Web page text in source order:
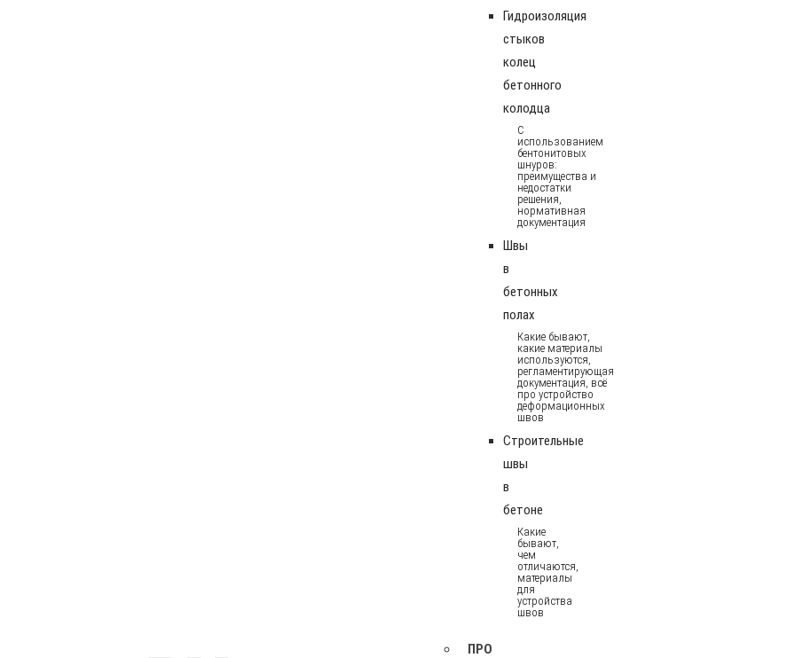
Гидроизоляция
стыков
колец
бетонного
колодца
С
использованием
бентонитовых
шнуров:
преимущества и
недостатки
решения,
нормативная
документация
Швы
в
бетонных
полах
Какие бывают,
какие материалы
используются,
регламентирующая
документация, всё
про устройство
деформационных
швов
Строительные
швы
в
бетоне
Какие
бывают,
чем
отличаются,
материалы
для
устройства
швов
ПРО